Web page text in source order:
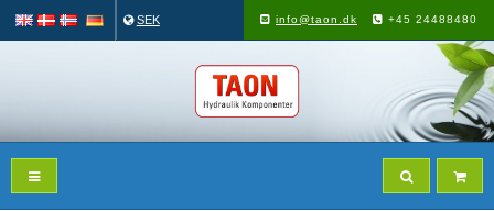
SEK info@taon.dk +45 24488480